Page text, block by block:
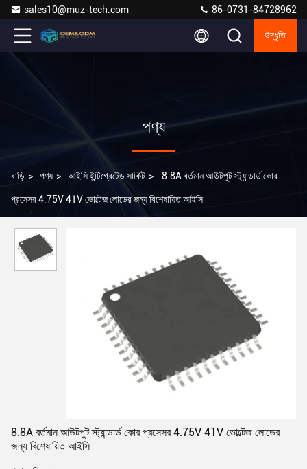
sales10@muz-tech.com 86-0731-84728962
উদ্ধৃতি
পণ্য
বাড়ি > পণ্য > আইসি ইন্টিগ্রেটেড সার্কিট > 8.8A বর্তমান আউটপুট স্ট্যান্ডার্ড কোর
প্রসেসর 4.75V 41V ভোল্টেজ লোডের জন্য বিশেষায়িত আইসি
8.8A বর্তমান আউটপুট স্ট্যান্ডার্ড কোর প্রসেসর 4.75V 41V ভোল্টেজ লোডের
জন্য বিশেষায়িত আইসি